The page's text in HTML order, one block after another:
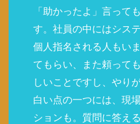
「助かったよ」言って
す。社員の中にはシス
個人指名される人もい
てもらい、また頼って
しいことですし、やり
白い点の一つには、現
ションも。質問に答え